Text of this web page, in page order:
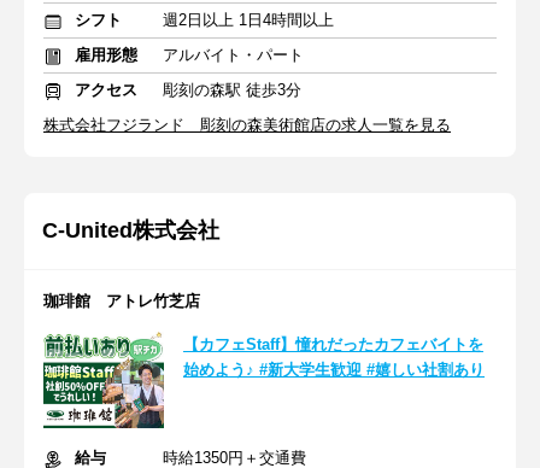
シフト
週2日以上 1日4時間以上
雇用形態
アルバイト・パート
アクセス
彫刻の森駅 徒歩3分
株式会社フジランド 彫刻の森美術館店の求人一覧を見る
C‐United株式会社
珈琲館 アトレ竹芝店
【カフェStaff】憧れだったカフェバイトを
始めよう♪ #新大学生歓迎 #嬉しい社割あり
給与
時給1350円＋交通費